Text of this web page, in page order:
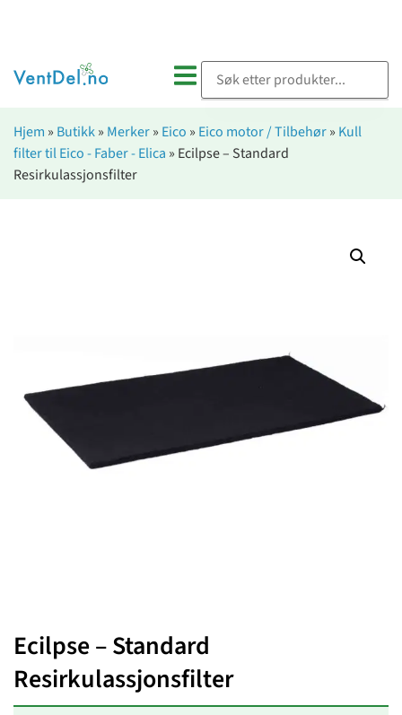
Hjem » Butikk» Merker» Eico » Eico motor / Tilbehør» Kull
filter til Eico - Faber - Elica » Ecilpse – Standard
Resirkulassjonsfilter
Ecilpse – Standard
Resirkulassjonsfilter